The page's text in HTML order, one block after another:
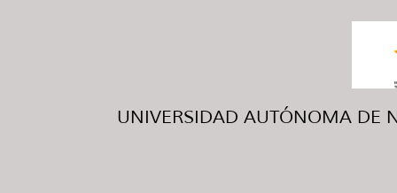
UNIVERSIDAD AUTÓNOMA DE